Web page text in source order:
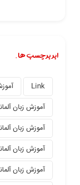
ابر برچسب ها.
Link
آموزش زبان
آموزش زبان
آموزش زبان
آموزش زبان